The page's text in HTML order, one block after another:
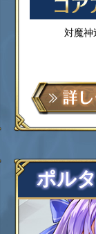
対魔神
ポル